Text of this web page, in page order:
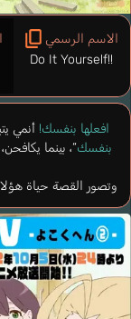
افعلها بنفسك! أنمي
بنفسك“، بينما
وتصور القصة حياة
الاسم الرسمي
Do It Yourself!!